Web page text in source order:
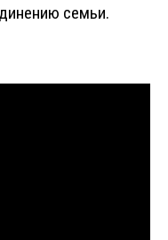
семьи.